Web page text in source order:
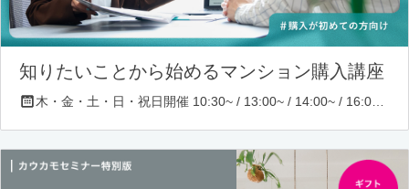
知りたいことから始めるマンション購入講座